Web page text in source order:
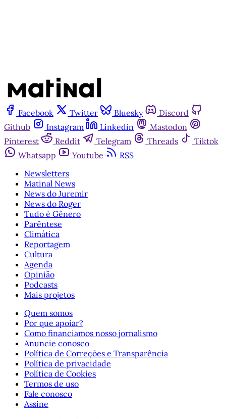
Facebook Twitter Bluesky
Discord
Github
Instagram Linkedin
Mastodon
Pinterest
Reddit Telegram Threads
Tiktok
Whatsapp
Youtube
RSS
Newsletters
Matinal News
News do Juremir
News do Roger
Tudo é Gênero
Parêntese
Climática
Reportagem
Cultura
Agenda
Opinião
Podcasts
Mais projetos
Quem somos
Por que apoiar?
Como financiamos nosso jornalismo
Anuncie conosco
Política de Correções e Transparência
Política de privacidade
Política de Cookies
Termos de uso
Fale conosco
Assine